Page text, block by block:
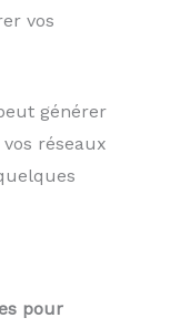
vos
générer
réseaux
pour